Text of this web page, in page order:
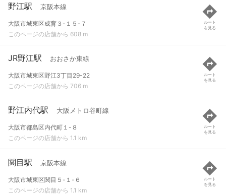
野江駅 京阪本線
大阪市城東区成育３-１５-７
このページの店舗から 608 m
ルート
を見る
JR野江駅 おおさか東線
大阪市城東区野江3丁目29-22
このページの店舗から 706 m
ルート
を見る
野江内代駅 大阪メトロ谷町線
大阪市都島区内代町１-８
このページの店舗から 1.1 km
ルート
を見る
関目駅 京阪本線
大阪市城東区関目５-１-６
このページの店舗から 1.1 km
ルート
を見る